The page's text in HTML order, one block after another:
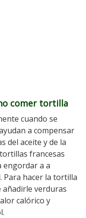
comer tortilla
cuando se
a compensar
del aceite y de la
francesas
engordar a a
Para hacer la tortilla
añadirle verduras
calórico y